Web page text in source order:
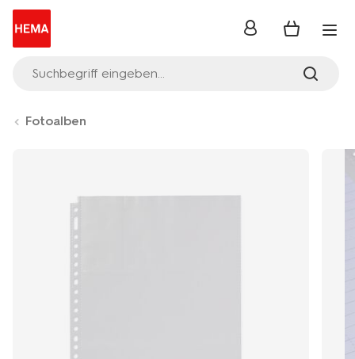
Suchbegriff eingeben...
Anmelden
Fotoalben